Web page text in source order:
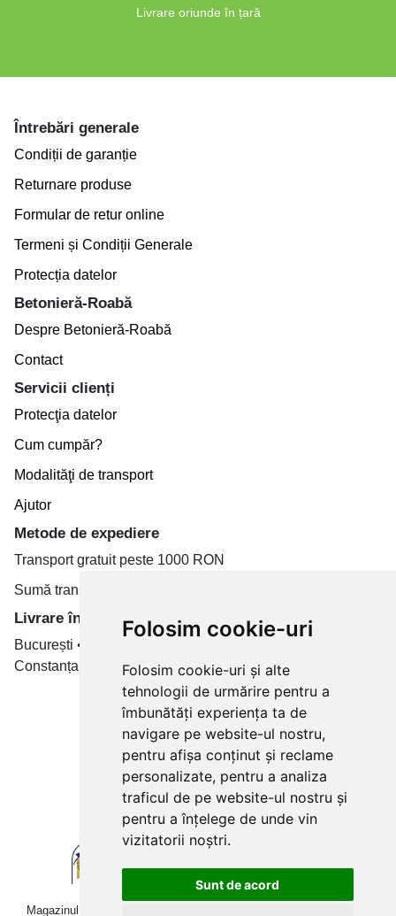
Folosim cookie-uri
Folosim cookie-uri și alte
tehnologii de urmărire pentru a
îmbunătăți experiența ta de
navigare pe website-ul nostru,
pentru afișa conținut și reclame
personalizate, pentru a analiza
traficul de pe website-ul nostru și
pentru a înțelege de unde vin
vizitatorii noștri.
Sunt de acord
Magazinul online betoniera-roaba.ro folosește cookies. Navigând în
Livrare oriunde în țară
Întrebări generale
Condiții de garanție
Returnare produse
Formular de retur online
Termeni și Condiții Generale
Protecția datelor
Betonieră-Roabă
Despre Betonieră-Roabă
Contact
Servicii clienți
Protecţia datelor
Cum cumpăr?
Modalităţi de transport
Ajutor
Metode de expediere
Transport gratuit peste 1000 RON
Sumă transport de la 19.99 RON
Livrare în toate țară
București • Cluj-Napoca • Brașov • Timișoara • Iași •
Constanța • Craiova
Plăți cu card bancar prin